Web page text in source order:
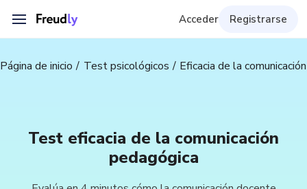
Acceder Registrarse
Página de inicio Test psicológicos Eficacia de la
Test eficacia de la comunicación
pedagógica